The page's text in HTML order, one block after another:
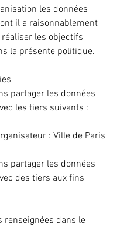
les données
il a raisonnablement
les objectifs
la présente politique.
partager les données
les tiers suivants :
: Ville de Paris
partager les données
des tiers aux fins
renseignées dans le